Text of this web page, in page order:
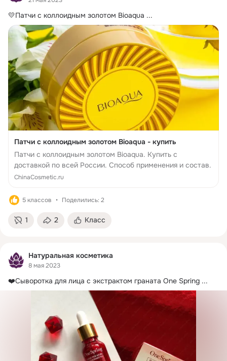
💛Патчи с коллоидным золотом Bioaqua ...
Патчи с коллоидным золотом Bioaqua - купить
Патчи с коллоидным золотом Bioaqua. Купить с
доставкой по всей России. Способ применения и состав.
ChinaCosmetic.ru
5 классов Поделились: 2
1 2 Класс
Натуральная косметика
8 мая 2023
❤️Сыворотка для лица с экстрактом граната One Spring ...